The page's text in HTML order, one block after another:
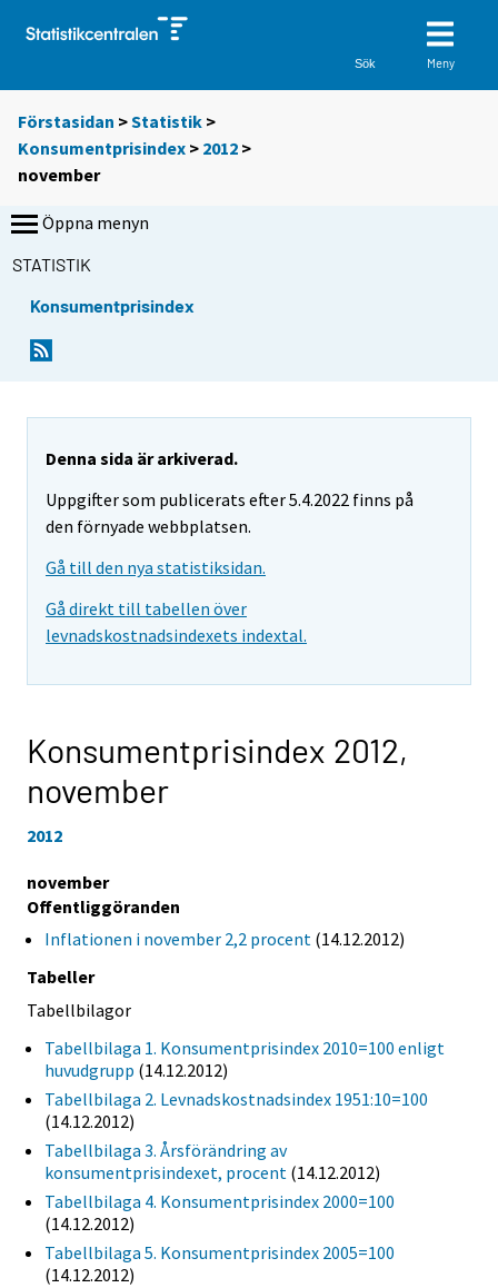
Sök Meny
Förstasidan >Statistik >
Konsumentprisindex > 2012 >
november
Öppna menyn
STATISTIK
Konsumentprisindex
Denna sida är arkiverad.
Uppgifter som publicerats efter 5.4.2022 finns på
den förnyade webbplatsen.
Gå till den nya statistiksidan.
Gå direkt till tabellen över
levnadskostnadsindexets indextal.
Konsumentprisindex 2012,
november
2012
november
Offentliggöranden
Inflationen i november 2,2 procent (14.12.2012)
Tabeller
Tabellbilagor
Tabellbilaga 1. Konsumentprisindex 2010=100 enligt
huvudgrupp (14.12.2012)
Tabellbilaga 2. Levnadskostnadsindex 1951:10=100
(14.12.2012)
Tabellbilaga 3. Årsförändring av
konsumentprisindexet, procent (14.12.2012)
Tabellbilaga 4. Konsumentprisindex 2000=100
(14.12.2012)
Tabellbilaga 5. Konsumentprisindex 2005=100
(14.12.2012)